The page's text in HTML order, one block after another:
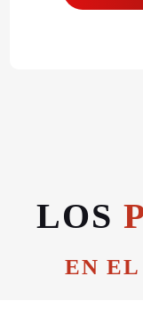
LOS
EN